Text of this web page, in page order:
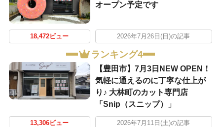
オープン予定です
18,472ビュー 2026年7月26日(日)の記事
ランキング4
【豊田市】7月3日NEW OPEN！
気軽に通えるのに丁寧な仕上が
り♪ 大林町のカット専門店
「Snip（スニップ）」
13,306ビュー 2026年7月11日(土)の記事